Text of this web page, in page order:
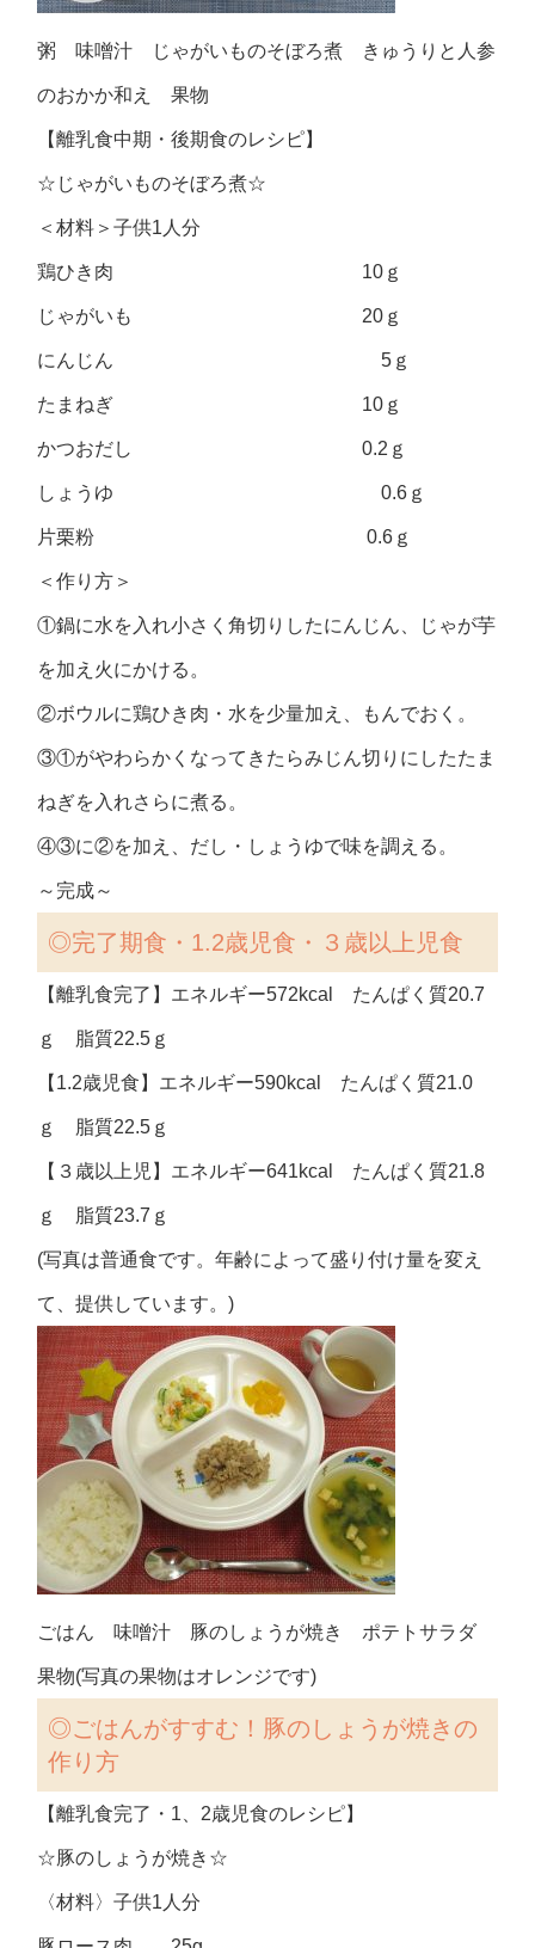
粥 味噌汁 じゃがいものそぼろ煮 きゅうりと人参
のおかか和え 果物
【離乳食中期・後期食のレシピ】
☆じゃがいものそぼろ煮☆
＜材料＞子供1人分
鶏ひき肉 10ｇ
じゃがいも 20ｇ
にんじん 5ｇ
たまねぎ 10ｇ
かつおだし 0.2ｇ
しょうゆ 0.6ｇ
片栗粉 0.6ｇ
＜作り方＞
①鍋に水を入れ小さく角切りしたにんじん、じゃが芋
を加え火にかける。
②ボウルに鶏ひき肉・水を少量加え、もんでおく。
③①がやわらかくなってきたらみじん切りにしたたま
ねぎを入れさらに煮る。
④③に②を加え、だし・しょうゆで味を調える。
～完成～
◎完了期食・1.2歳児食・３歳以上児食
【離乳食完了】エネルギー572kcal たんぱく質20.7
ｇ 脂質22.5ｇ
【1.2歳児食】エネルギー590kcal たんぱく質21.0
ｇ 脂質22.5ｇ
【３歳以上児】エネルギー641kcal たんぱく質21.8
ｇ 脂質23.7ｇ
(写真は普通食です。年齢によって盛り付け量を変え
て、提供しています。)
ごはん 味噌汁 豚のしょうが焼き ポテトサラダ
果物(写真の果物はオレンジです)
◎ごはんがすすむ！豚のしょうが焼きの
作り方
【離乳食完了・1、2歳児食のレシピ】
☆豚のしょうが焼き☆
〈材料〉子供1人分